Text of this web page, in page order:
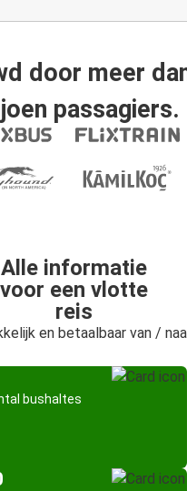
door meer
passagiers.
Alle informatie
voor een vlotte
reis
en betaalbaar van /
bushaltes